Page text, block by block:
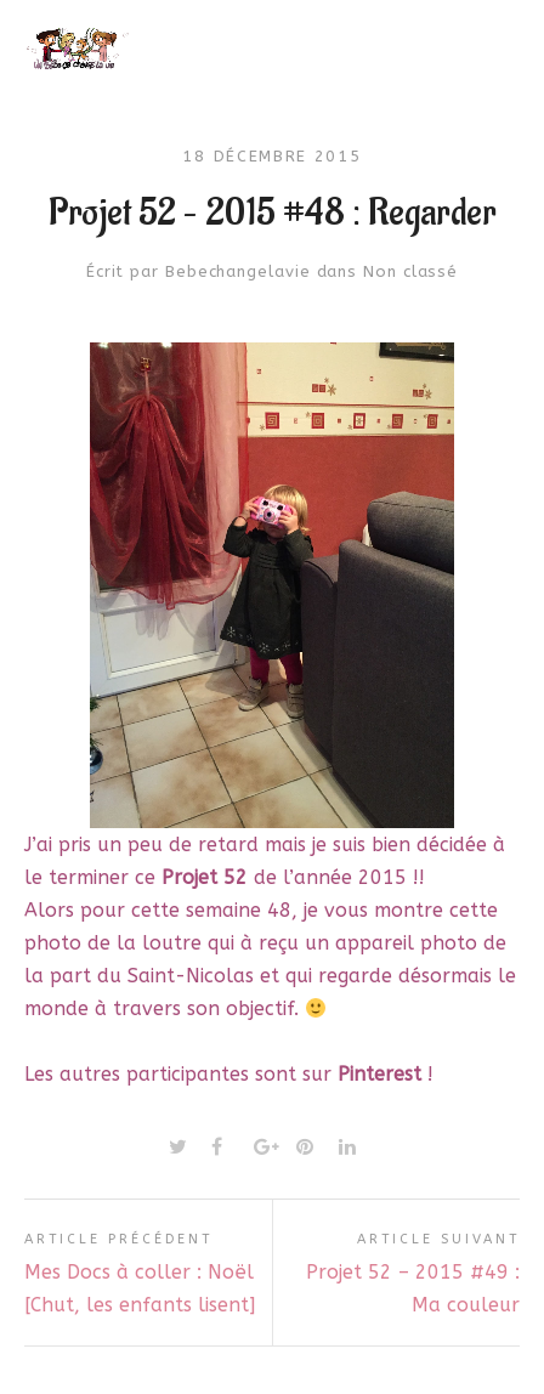
18 DÉCEMBRE 2015
Projet 52 – 2015 #48 : Regarder
Écrit par Bebechangelavie dans Non classé
J’ai pris un peu de retard mais je suis bien décidée à
le terminer ce Projet 52 de l’année 2015 !!
Alors pour cette semaine 48, je vous montre cette
photo de la loutre qui à reçu un appareil photo de
la part du Saint-Nicolas et qui regarde désormais le
monde à travers son objectif.
Les autres participantes sont sur Pinterest!
ARTICLE PRÉCÉDENT
Mes Docs à coller : Noël
[Chut, les enfants lisent]
ARTICLE SUIVANT
Projet 52 – 2015 #49 :
Ma couleur